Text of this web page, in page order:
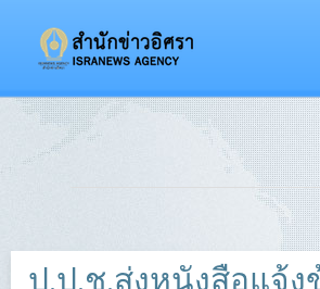
ป.ป.ช.ส่งหนังสือแจ้ง